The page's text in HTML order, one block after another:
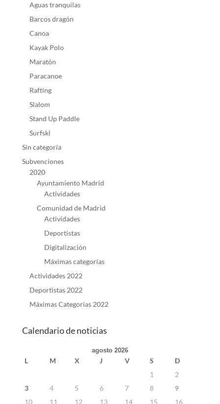
Aguas tranquilas
Barcos dragón
Canoa
Kayak Polo
Maratón
Paracanoe
Rafting
Slalom
Stand Up Paddle
Surfski
Sin categoría
Subvenciones
2020
Ayuntamiento Madrid
Actividades
Comunidad de Madrid
Actividades
Deportistas
Digitalización
Máximas categorías
Actividades 2022
Deportistas 2022
Máximas Categorías 2022
Calendario de noticias
agosto 2026
L M X J V S
D
1
2
3
4 5 6 7 8
9
10
11 12 13 14 15 16